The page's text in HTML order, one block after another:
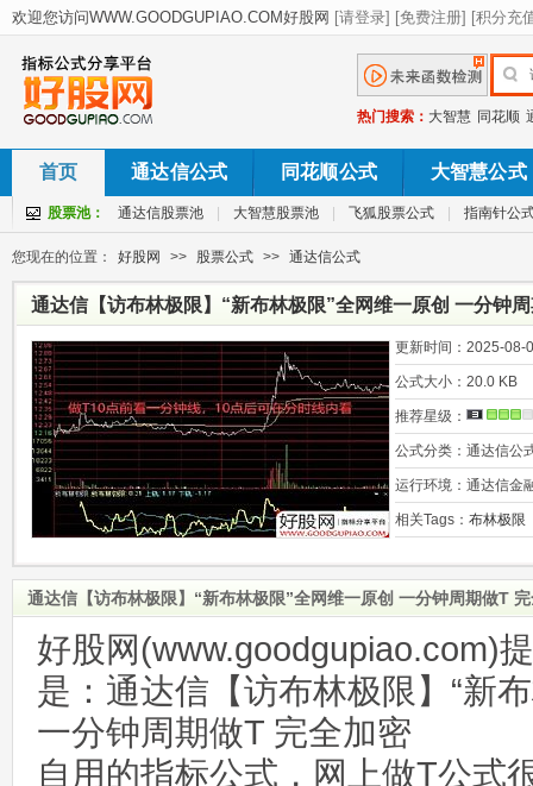
热门搜索： 大智慧 同花顺
首页 通达信公式 同花顺公式 大智慧公式
股票池： 通达信股票池 大智慧股票池 飞狐股票公式 指南针公
您现在的位置： 好股网 >> 股票公式 >> 通达信公式
通达信【访布林极限】“新布林极限”全网维一原创 一分钟
更新时间： 2025-08-
公式大小： 20.0 KB
推荐星级：
公式分类： 通达信公
运行环境： 通达信金
相关Tags： 布林极限
通达信【访布林极限】“新布林极限”全网维一原创 一分钟周期做T
好股网(www.goodgupiao.com)
是：通达信【访布林极限】“新
一分钟周期做T 完全加密
自用的指标公式，网上做T公式